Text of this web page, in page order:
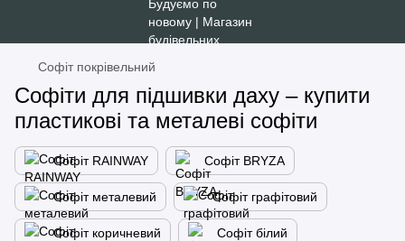
Софіт покрівельний
Софіти для підшивки даху – купити
пластикові та металеві софіти
Софіт RAINWAY Софіт BRYZA
Софіт металевий Софіт графітовий
Софіт коричневий Софіт білий